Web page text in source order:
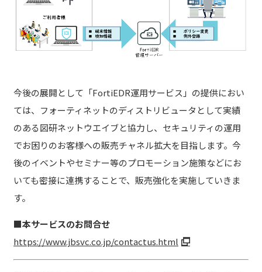
今後の展開として「FortiEDR運用サービス」の提供におい
ては、フォーティネットのディストリビュータとして実績
のある図研ネットウエイブと協力し、セキュリティの運用
でお困りのお客様への販売チャネル拡大を目指します。今
後のイベントやセミナー等のプロモーション施策などにお
いても密接に連携することで、販売強化を実施していきま
す。
■本サービスのお問合せ
https://www.jbsvc.co.jp/contactus.html